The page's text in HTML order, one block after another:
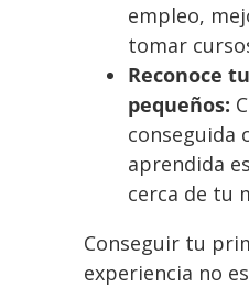
empleo,
tomar
Reconoce
pequeños:
conseguida
aprendida
cerca de tu
Conseguir tu
experiencia no